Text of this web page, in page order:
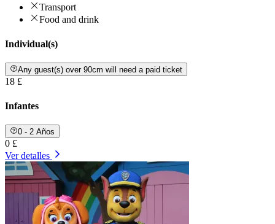
Transport
Food and drink
Individual(s)
Any guest(s) over 90cm will need a paid ticket
18 £
Infantes
0 - 2 Años
0 £
Ver detalles